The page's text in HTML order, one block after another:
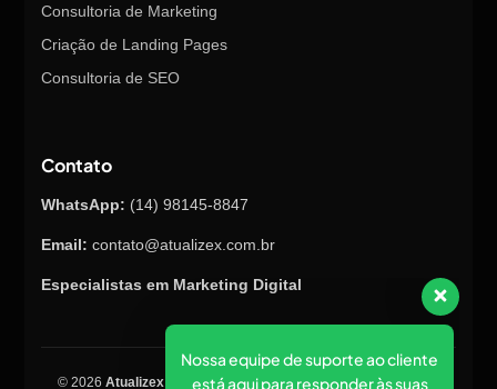
Consultoria de Marketing
Criação de Landing Pages
Consultoria de SEO
Contato
WhatsApp: (14) 98145-8847
Email: contato@atualizex.com.br
Especialistas em Marketing Digital
© 2026 Atualizex Marketing & Performance. Todos os direitos
Nossa equipe de suporte ao cliente
está aqui para responder às suas